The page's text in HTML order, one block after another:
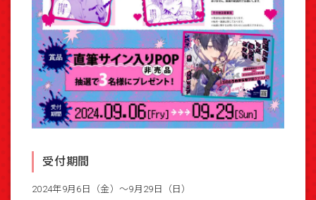
受付期間
2024年9月6日（金）～9月29日（日）